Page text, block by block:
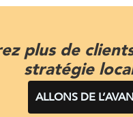
plus de
stratégie
ALLONS DE